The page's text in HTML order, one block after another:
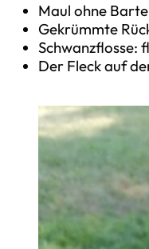
Maul ohne
Gekrümmte
Schwanzflosse:
Der Fleck auf